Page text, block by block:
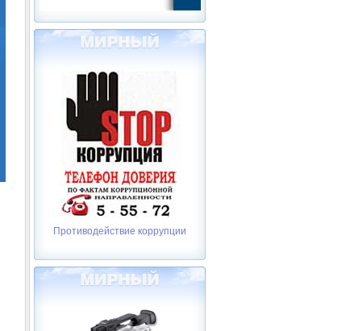
Противодействие коррупции